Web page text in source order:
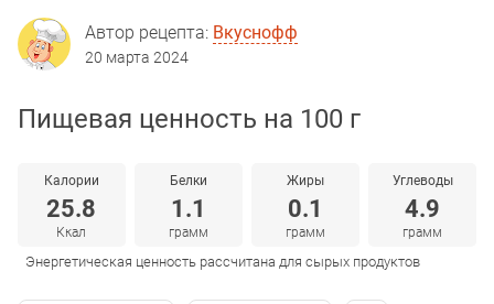
Автор рецепта: Вкуснофф
20 марта 2024
Пищевая ценность на 100 г
Калории
25.8
Ккал
Белки
1.1
грамм
Жиры
0.1
грамм
Углеводы
4.9
грамм
Энергетическая ценность рассчитана для сырых продуктов